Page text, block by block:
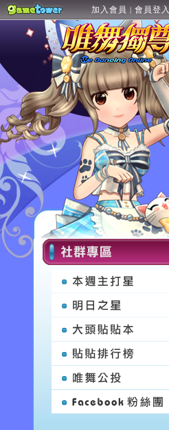
加入會員 | 會員登入